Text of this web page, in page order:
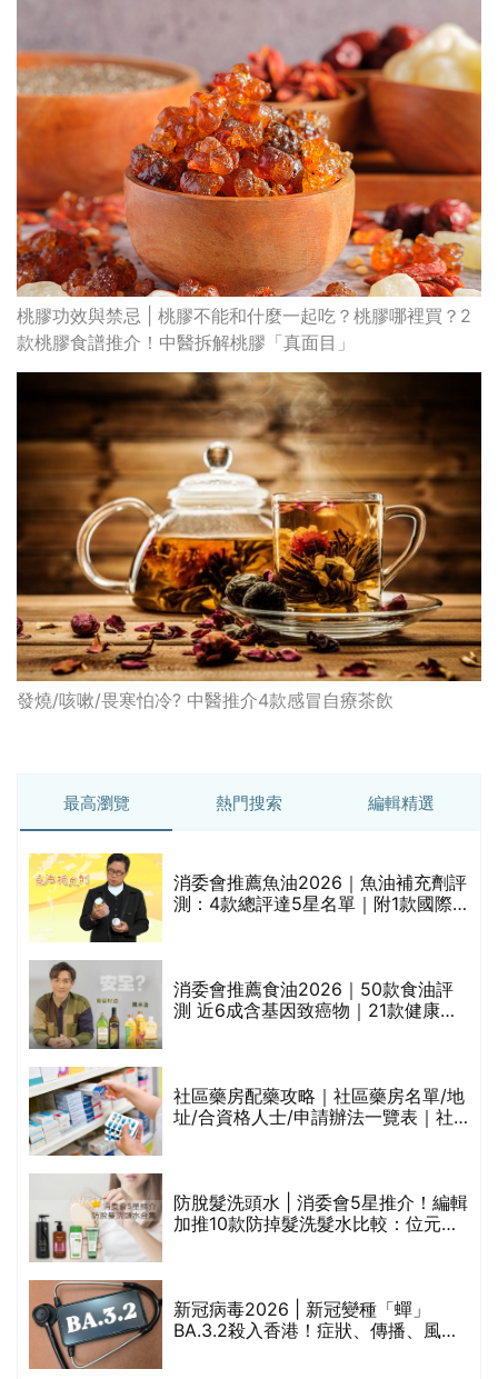
桃膠功效與禁忌 | 桃膠不能和什麼一起吃？桃膠哪裡買？2
款桃膠食譜推介！中醫拆解桃膠「真面目」
發燒/咳嗽/畏寒怕冷? 中醫推介4款感冒自療茶飲
最高瀏覽 熱門搜索 編輯精選
消委會推薦魚油2026｜魚油補充劑評
測：4款總評達5星名單｜附1款國際
消委會推薦食油2026｜50款食油評
測 近6成含基因致癌物｜21款健康煮
社區藥房配藥攻略｜社區藥房名單/地
址/合資格人士/申請辦法一覽表｜社
防脫髮洗頭水 | 消委會5星推介！編輯
加推10款防掉髮洗髮水比較：位元
新冠病毒2026 | 新冠變種「蟬」
BA.3.2殺入香港！症狀、傳播、風險